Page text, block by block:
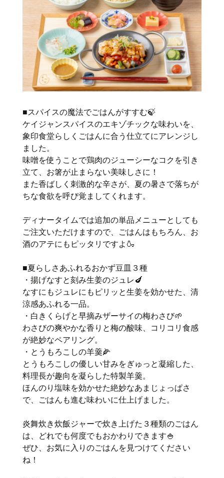
■スパイスの魔法でごはんがすすむ🍃
ケイジャンスパイスのエキゾチックな味わいを、
象印食堂らしくごはんに合う仕立てにアレンジし
ました。
味噌を使うことで鶏肉のジューシーなコクを引き
立て、お箸が止まらない美味しさに！
また香ばしく刺激的な辛さが、夏の暑さで落ちが
ちな食欲を呼び覚ましてくれます。
ディナータイムでは追加の単品メニューとしても
ご注文いただけますので、ごはんはもちろん、お
酒のアテにもピッタリですよ🍶
■夏らしさあふれるおかず豆皿３種
・揚げなすと刻み生姜のジュレ🍆
なすにもジュレにもピリッと生姜を効かせた、清
涼感あふれる一品。
・白きくらげと早摘みザーサイの梅わさび🌱
わさびの爽やかな香りと梅の酸味、コリコリ食感
が絶妙なペアリング。
・とうもろこしの羊羹🌽
とうもろこしの優しい甘みをぎゅっと凝縮した、
料理長が趣向を凝らした特製羊羹。
ほんのり塩味を効かせた絶妙なあまじょっぱさ
で、ごはんも進む味わいに仕上げました。
炎舞炊き炊飯ジャーで炊き上げた３種類のごはん
は、どれでも何度でもおかわりできます🍚
ぜひ、お気に入りのごはんを見つけてください
ね！